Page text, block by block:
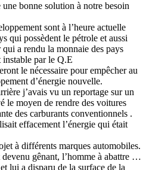
bonne solution à notre besoin
sont à l’heure actuelle
qui possèdent le pétrole et aussi
a rendu la monnaie des pays
instable par le Q.E
le nécessaire pour empêcher au
d’énergie nouvelle.
j’avais vu un reportage sur un
le moyen de rendre des voitures
des carburants conventionnels .
effacement l’énergie qui était
à différents marques automobiles.
gênant, l’homme à abattre …
lui a disparu de la surface de la